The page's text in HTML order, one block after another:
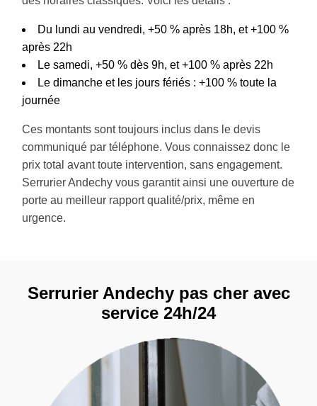
Du lundi au vendredi, +50 % après 18h, et +100 %
après 22h
Le samedi, +50 % dès 9h, et +100 % après 22h
Le dimanche et les jours fériés : +100 % toute la
journée
Ces montants sont toujours inclus dans le devis
communiqué par téléphone. Vous connaissez donc le
prix total avant toute intervention, sans engagement.
Serrurier Andechy vous garantit ainsi une ouverture de
porte au meilleur rapport qualité/prix, même en
urgence.
Serrurier Andechy pas cher avec
service 24h/24